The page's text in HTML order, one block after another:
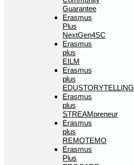
Guarantee
Erasmus
Plus
NextGen4SC
Erasmus
plus
EILM
Erasmus
plus
EDUSTORYTELLING
Erasmus
plus
STREAMpreneur
Erasmus
plus
REMOTEMO
Erasmus
Plus